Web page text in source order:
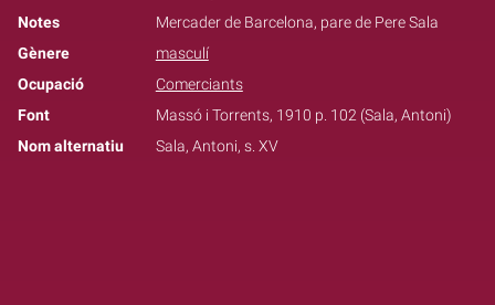
Notes
Mercader de Barcelona, pare de Pere Sala
Gènere
masculí
Ocupació
Comerciants
Font
Massó i Torrents, 1910 p. 102 (Sala, Antoni)
Nom alternatiu
Sala, Antoni, s. XV